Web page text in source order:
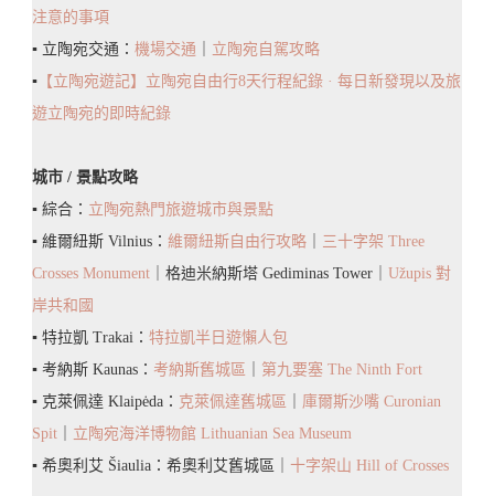
To
Know
注意的事項
▪️ 立陶宛交通： 機場交通
立陶宛自駕攻略
▪️ 【立陶宛遊記】立陶宛自由行8天行程紀錄 · 每日新發現以及旅
遊立陶宛的即時紀錄
城市 / 景點攻略
▪️ 綜合： 立陶宛熱門旅遊城市與景點
▪️ 維爾紐斯 Vilnius： 維爾紐斯自由行攻略
三十字架 Three
Crosses Monument ｜格迪米納斯塔 Gediminas Tower｜ Užupis 對
岸共和國
▪️ 特拉凱 Trakai： 特拉凱半日遊懶人包
▪️ 考納斯 Kaunas： 考納斯舊城區
第九要塞 The Ninth Fort
▪️ 克萊佩達 Klaipėda： 克萊佩達舊城區
庫爾斯沙嘴 Curonian
Spit
立陶宛海洋博物館 Lithuanian Sea Museum
▪️ 希奧利艾 Šiaulia：希奧利艾舊城區｜ 十字架山 Hill of Crosses